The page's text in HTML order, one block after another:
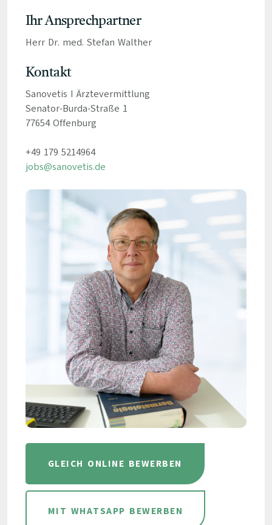
Ihr Ansprechpartner
Herr Dr. med. Stefan Walther
Kontakt
Sanovetis I Ärztevermittlung
Senator-Burda-Straße 1
77654 Offenburg
+49 179 5214964
jobs@sanovetis.de
GLEICH ONLINE BEWERBEN
MIT WHATSAPP BEWERBEN